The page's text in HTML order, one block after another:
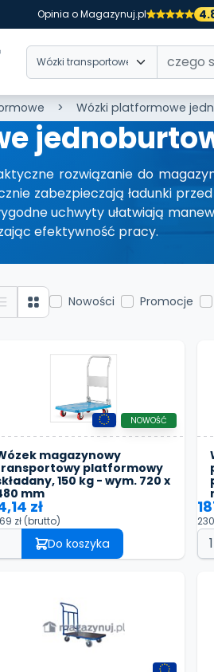
Opinia o Magazynuj.pl
Wózki platformowe
rozwiązanie do
zabezpieczają ładunki
uchwyty ułatwiają
efektywność pracy.
Nowości Promocje
magazynowy
platformowy
150 kg - wym. 720 x
mm
NOWOŚĆ
zł
zł (brutto)
Do koszyka